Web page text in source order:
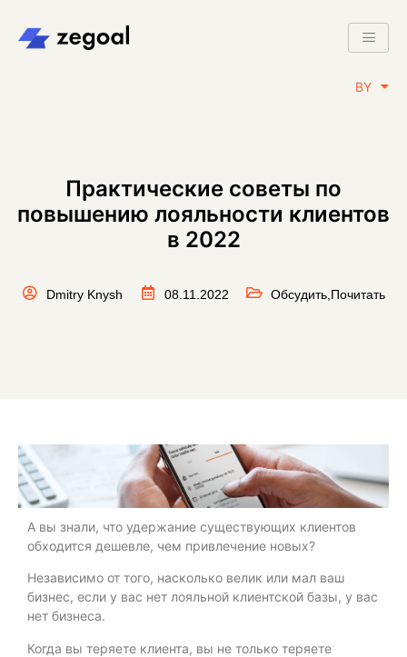
BY
EN
Практические советы по
повышению лояльности клиентов
в 2022
Dmitry Knysh 08.11.2022 Обсудить, Почитать
А вы знали, что удержание существующих клиентов
обходится дешевле, чем привлечение новых?
Независимо от того, насколько велик или мал ваш
бизнес, если у вас нет лояльной клиентской базы, у вас
нет бизнеса.
Когда вы теряете клиента, вы не только теряете